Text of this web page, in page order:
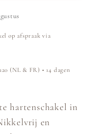
op afspraak via
(NL & FR) • 14 dagen
hartenschakel in
en